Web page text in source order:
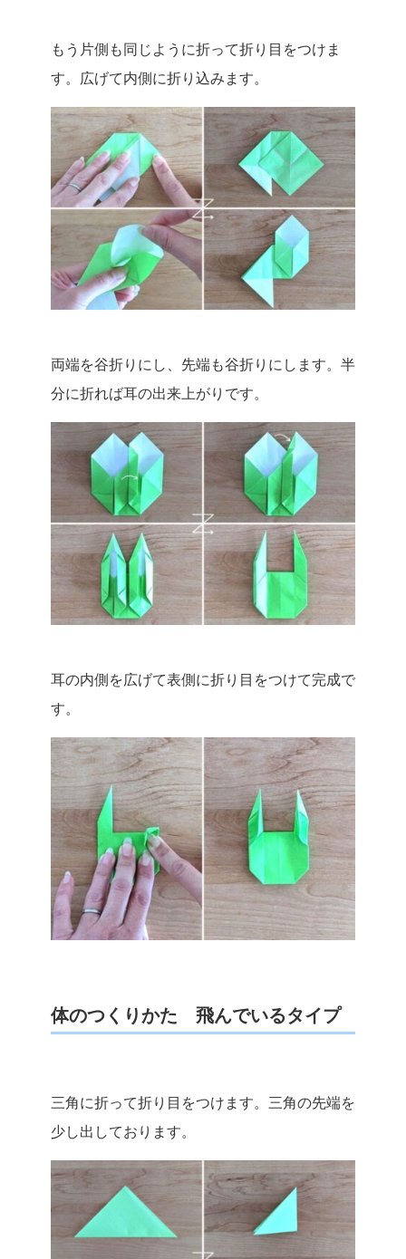
もう片側も同じように折って折り目をつけま
す。広げて内側に折り込みます。
両端を谷折りにし、先端も谷折りにします。半
分に折れば耳の出来上がりです。
耳の内側を広げて表側に折り目をつけて完成で
す。
体のつくりかた 飛んでいるタイプ
三角に折って折り目をつけます。三角の先端を
少し出しております。